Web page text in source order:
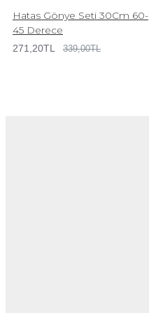
Hatas Gönye Seti 30Cm 60-
45 Derece
271,20TL 339,00TL